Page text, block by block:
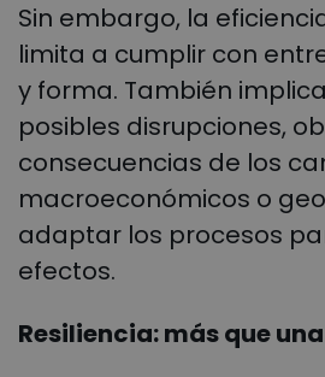
Sin embargo, la
limita a cumplir con
y forma. También
posibles disrupciones,
consecuencias de los
macroeconómicos o
adaptar los procesos
efectos.
Resiliencia: más que